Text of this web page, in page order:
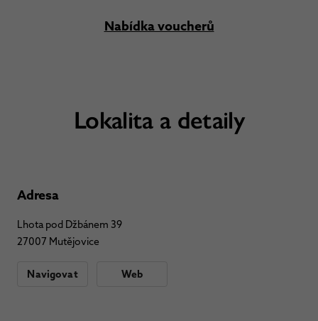
Nabídka voucherů
Lokalita a detaily
Adresa
Lhota pod Džbánem 39
27007 Mutějovice
Navigovat Web